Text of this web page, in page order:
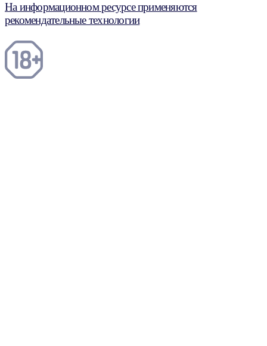
На информационном ресурсе применяются
рекомендательные технологии